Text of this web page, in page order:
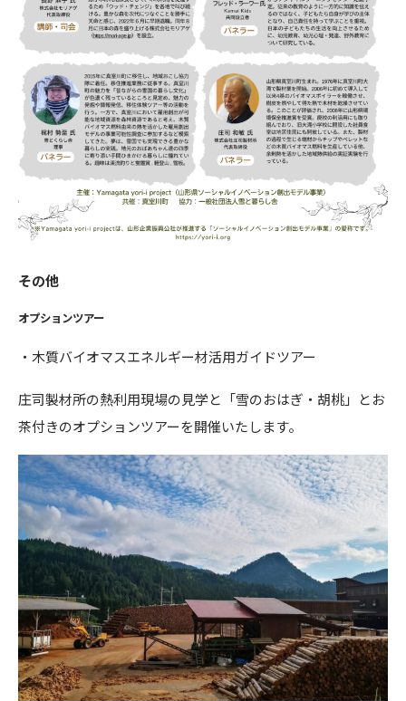
その他
オプションツアー
・木質バイオマスエネルギー材活用ガイドツアー
庄司製材所の熱利用現場の見学と「雪のおはぎ・胡桃」とお
茶付きのオプションツアーを開催いたします。